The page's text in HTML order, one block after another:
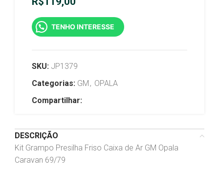
TENHO INTERESSE
SKU: JP1379
Categorias: GM , OPALA
Compartilhar:
DESCRIÇÃO
Kit Grampo Presilha Friso Caixa de Ar GM Opala
Caravan 69/79